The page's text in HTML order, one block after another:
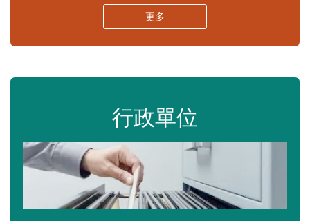
更多
行政單位